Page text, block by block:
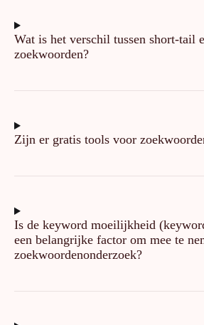
Wat is het verschil tussen short-tail
zoekwoorden?
Zijn er gratis tools voor
Is de keyword moeilijkheid
een belangrijke factor om mee te
zoekwoordenonderzoek?